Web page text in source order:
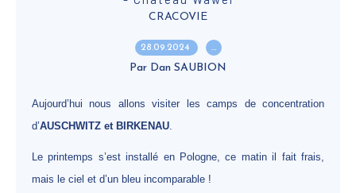
CRACOVIE
28.09.2024 …
Par Dan SAUBION
Aujourd’hui nous allons visiter les camps de concentration
d’AUSCHWITZ et BIRKENAU.
Le printemps s’est installé en Pologne, ce matin il fait frais,
mais le ciel et d’un bleu incomparable !